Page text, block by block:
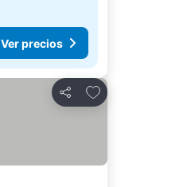
Ver precios
Compartir
Agregar a favoritos